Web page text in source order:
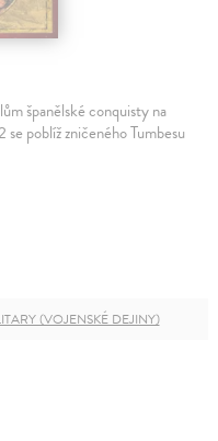
španělské conquisty na
poblíž zničeného Tumbesu
(VOJENSKÉ DEJINY)